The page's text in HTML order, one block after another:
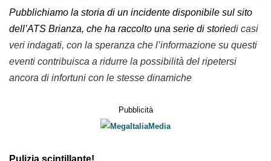
Pubblichiamo la storia di un incidente disponibile sul sito
dell’ATS Brianza, che ha raccolto una serie di storie di casi
veri indagati, con la speranza che l’informazione su questi
eventi contribuisca a ridurre la possibilità del ripetersi
Pubblicità